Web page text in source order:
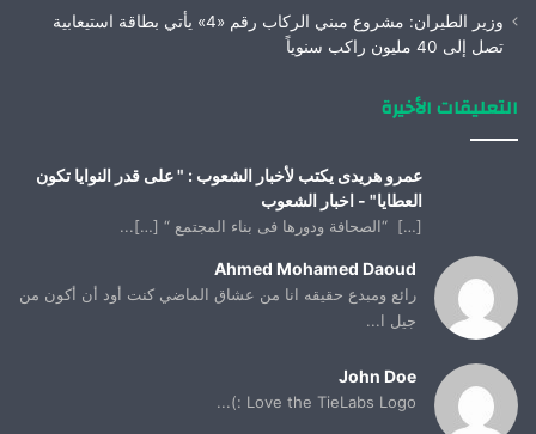
وزير الطيران: مشروع مبني الركاب رقم «4» يأتي بطاقة استيعابية
تصل إلى 40 مليون راكب سنوياً
التعليقات الأخيرة
عمرو هريدى يكتب لأخبار الشعوب : " على قدر النوايا تكون
العطايا" - اخبار الشعوب
[…] “الصحافة ودورها فى بناء المجتمع “ […]...
Ahmed Mohamed Daoud
رائع ومبدع حقيقه انا من عشاق الماضي كنت أود أن أكون من
جيل ا...
John Doe
Love the TieLabs Logo :)...